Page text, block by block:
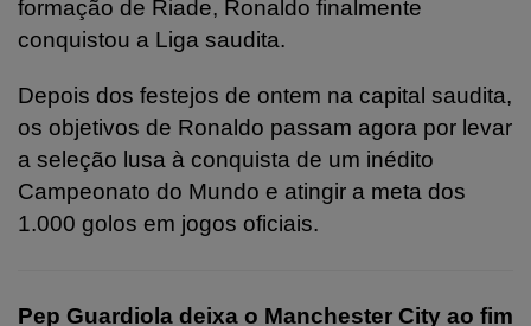
formação de Riade, Ronaldo finalmente
conquistou a Liga saudita.
Depois dos festejos de ontem na capital saudita,
os objetivos de Ronaldo passam agora por levar
a seleção lusa à conquista de um inédito
Campeonato do Mundo e atingir a meta dos
1.000 golos em jogos oficiais.
Pep Guardiola deixa o Manchester City ao fim